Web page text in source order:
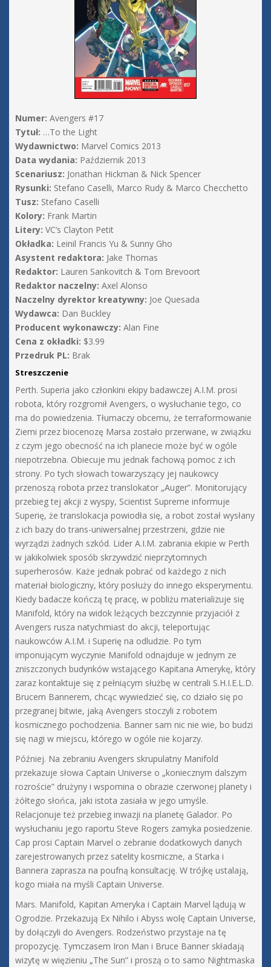
Numer: Avengers #17
Tytuł: …To the Light
Wydawnictwo: Marvel Comics 2013
Data wydania: Październik 2013
Scenariusz: Jonathan Hickman & Nick Spencer
Rysunki: Stefano Caselli, Marco Rudy & Marco Checchetto
Tusz: Stefano Caselli
Kolory: Frank Martin
Litery: VC’s Clayton Petit
Okładka: Leinil Francis Yu & Sunny Gho
Asystent redaktora: Jake Thomas
Redaktor: Lauren Sankovitch & Tom Brevoort
Redaktor naczelny: Axel Alonso
Naczelny dyrektor kreatywny: Joe Quesada
Wydawca: Dan Buckley
Producent wykonawczy: Alan Fine
Cena z okładki: $3.99
Przedruk PL: Brak
Streszczenie
Perth. Superia jako członkini ekipy badawczej A.I.M. prosi
robota, który rozgromił Avengers, o wysłuchanie tego, co
ma do powiedzenia. Tłumaczy obcemu, że terraformowanie
Ziemi przez biocenozę Marsa zostało przerwane, w związku
z czym jego obecność na ich planecie może być w ogóle
niepotrzebna. Obiecuje mu jednak fachową pomoc z ich
strony. Po tych słowach towarzyszący jej naukowcy
przenoszą robota przez translokator „Auger”. Monitorujący
przebieg tej akcji z wyspy, Scientist Supreme informuje
Superię, że translokacja powiodła się, a robot został wysłany
z ich bazy do trans-uniwersalnej przestrzeni, gdzie nie
wyrządzi żadnych szkód. Lider A.I.M. zabrania ekipie w Perth
w jakikolwiek sposób skrzywdzić nieprzytomnych
superherosów. Każe jednak pobrać od każdego z nich
materiał biologiczny, który posłuży do innego eksperymentu.
Kiedy badacze kończą tę pracę, w pobliżu materializuje się
Manifold, który na widok leżących bezczynnie przyjaciół z
Avengers rusza natychmiast do akcji, teleportując
naukowców A.I.M. i Superię na odludzie. Po tym
imponującym wyczynie Manifold odnajduje w jednym ze
zniszczonych budynków wstającego Kapitana Amerykę, który
zaraz kontaktuje się z pełniącym służbę w centrali S.H.I.E.L.D.
Brucem Bannerem, chcąc wywiedzieć się, co działo się po
przegranej bitwie, jaką Avengers stoczyli z robotem
kosmicznego pochodzenia. Banner sam nic nie wie, bo budzi
się nagi w miejscu, którego w ogóle nie kojarzy.
Później. Na zebraniu Avengers skrupulatny Manifold
przekazuje słowa Captain Universe o „koniecznym dalszym
rozroście” drużyny i wspomina o obrazie czerwonej planety i
żółtego słońca, jaki istota zasiała w jego umyśle.
Relacjonuje też przebieg inwazji na planetę Galador. Po
wysłuchaniu jego raportu Steve Rogers zamyka posiedzenie.
Cap prosi Captain Marvel o zebranie dodatkowych danych
zarejestrowanych przez satelity kosmiczne, a Starka i
Bannera zaprasza na poufną konsultację. W trójkę ustalają,
kogo miała na myśli Captain Universe.
Mars. Manifold, Kapitan Ameryka i Captain Marvel lądują w
Ogrodzie. Przekazują Ex Nihilo i Abyss wolę Captain Universe,
by dołączyli do Avengers. Rodzeństwo przystaje na tę
propozycję. Tymczasem Iron Man i Bruce Banner składają
wizytę w więzieniu „The Sun” i proszą o to samo Nightmaska